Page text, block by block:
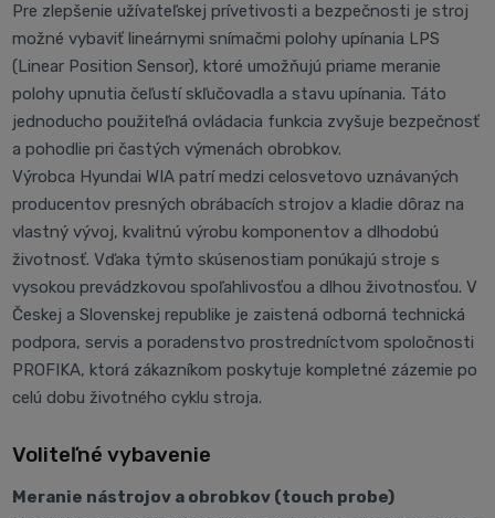
Pre zlepšenie užívateľskej prívetivosti a bezpečnosti je stroj
možné vybaviť lineárnymi snímačmi polohy upínania LPS
(Linear Position Sensor), ktoré umožňujú priame meranie
polohy upnutia čeľustí skľučovadla a stavu upínania. Táto
jednoducho použiteľná ovládacia funkcia zvyšuje bezpečnosť
a pohodlie pri častých výmenách obrobkov.
Výrobca Hyundai WIA patrí medzi celosvetovo uznávaných
producentov presných obrábacích strojov a kladie dôraz na
vlastný vývoj, kvalitnú výrobu komponentov a dlhodobú
životnosť. Vďaka týmto skúsenostiam ponúkajú stroje s
vysokou prevádzkovou spoľahlivosťou a dlhou životnosťou. V
Českej a Slovenskej republike je zaistená odborná technická
podpora, servis a poradenstvo prostredníctvom spoločnosti
PROFIKA, ktorá zákazníkom poskytuje kompletné zázemie po
celú dobu životného cyklu stroja.
Voliteľné vybavenie
Meranie nástrojov a obrobkov (touch probe)